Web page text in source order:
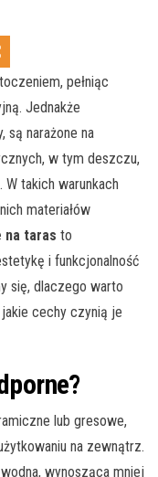
pełniąc
Jednakże
są narażone na
w tym deszczu,
takich warunkach
materiałów
na taras to
i funkcjonalność
się, dlaczego warto
cechy czynią je
lub gresowe,
na zewnątrz.
wynosząca mniej